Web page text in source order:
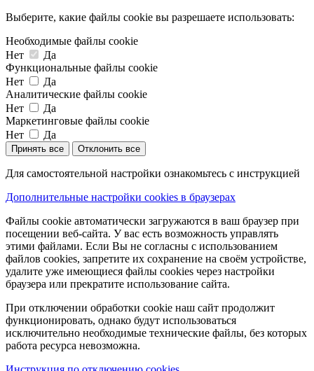
Выберите, какие файлы cookie вы разрешаете использовать:
Необходимые файлы cookie
Нет
Да
Функциональные файлы cookie
Нет
Да
Аналитические файлы cookie
Нет
Да
Маркетинговые файлы cookie
Нет
Да
Принять все Отклонить все
Для самостоятельной настройки ознакомьтесь с инструкцией
Дополнительные настройки cookies в браузерах
Файлы cookie автоматически загружаются в ваш браузер при
посещении веб-сайта. У вас есть возможность управлять
этими файлами. Если Вы не согласны с использованием
файлов cookies, запретите их сохранение на своём устройстве,
удалите уже имеющиеся файлы cookies через настройки
браузера или прекратите использование сайта.
При отключении обработки cookie наш сайт продолжит
функционировать, однако будут использоваться
исключительно необходимые технические файлы, без которых
работа ресурса невозможна.